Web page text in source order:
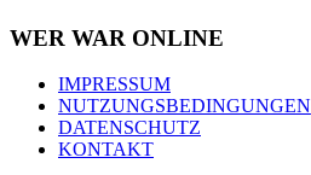
WER WAR ONLINE
IMPRESSUM
NUTZUNGSBEDINGUNGEN
DATENSCHUTZ
KONTAKT